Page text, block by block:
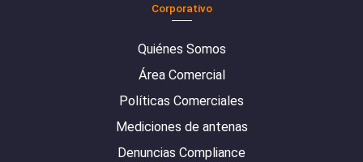
Corporativo
Quiénes Somos
Área Comercial
Políticas Comerciales
Mediciones de antenas
Denuncias Compliance